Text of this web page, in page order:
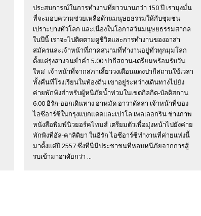
ประสบการณ์ในการทำงานที่ยาวนานกว่า 150 ปี เรามุ่งมั่น
ที่จะมอบความช่วยเหลือด้านมนุษยธรรมให้กับชุมชน
เปราะบางทั่วโลก และเนื่องในโอกาสวันมนุษยธรรมสากล
ในปีนี้ เราจะไปติดตามดูชีวิตและการทำงานของอาสา
สมัครและเจ้าหน้าที่ภาคสนามที่ทำงานอยู่ทั่วทุกมุมโลก
ตั้งแต่รุ่งสางจนย่ำค่ำ 5.00 ปากีสถาน-เตรียมพร้อมรับวัน
ใหม่ เจ้าหน้าที่จากสภาเสี้ยววงเดือนแดงปากีสถานใช้เวลา
ทั้งคืนที่โรงเรียนในท้องถิ่น เขาอยู่ระหว่างเดินทางไปยัง
ค่ายพักพิงสำหรับผู้หนีภัยน้ำท่วมในเขตกิลกิต-บัลติสถาน
6.00 อิรัก-ออกเดินทาง อาหมัด อาวาดัลลา เจ้าหน้าที่ของ
ไอซีอาร์ซีในกรุงแบกแดดและเปาโล เพลเลอกริน ช่างภาพ
หนังสือพิมพ์นิวยอร์คไทมส์ เตรียมตัวเพื่อมุ่งหน้าไปยังค่าย
พักพิงที่อัล-คาลิดิยา ในอิรัก ไอซีอาร์ซีทำงานที่ค่ายแห่งนี้
มาตั้งแต่ปี 2557 ซึ่งที่นี่มีประชาชนที่หลบหนีภัยจากการสู้
รบเข้ามาอาศัยกว่า ...